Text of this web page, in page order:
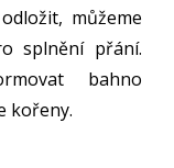
můžeme
splnění přání.
bahno
kořeny.